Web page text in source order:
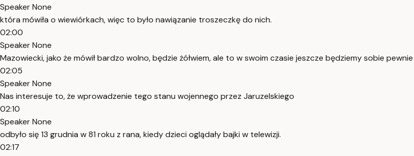
Speaker None
która mówiła o wiewiórkach, więc to było nawiązanie troszeczkę do nich.
02:00
Speaker None
Mazowiecki, jako że mówił bardzo wolno, będzie żółwiem, ale to w swoim czasie jeszcze będziemy sobie
02:05
Speaker None
Nas interesuje to, że wprowadzenie tego stanu wojennego przez Jaruzelskiego
02:10
Speaker None
odbyło się 13 grudnia w 81 roku z rana, kiedy dzieci oglądały bajki w telewizji.
02:17